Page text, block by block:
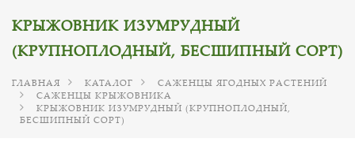
КРЫЖОВНИК ИЗУМРУДНЫЙ
(КРУПНОПЛОДНЫЙ, БЕСШИПНЫЙ СОРТ)
ГЛАВНАЯ КАТАЛОГ
САЖЕНЦЫ ЯГОДНЫХ РАСТЕНИЙ
САЖЕНЦЫ КРЫЖОВНИКА
КРЫЖОВНИК ИЗУМРУДНЫЙ (КРУПНОПЛОДНЫЙ,
БЕСШИПНЫЙ СОРТ)